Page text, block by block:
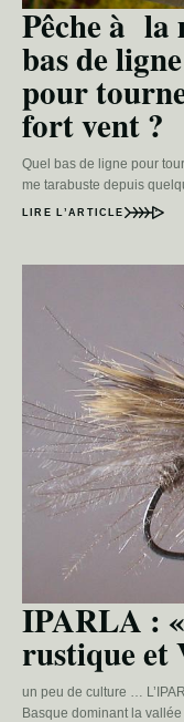
Pêche à la
bas de
pour
fort vent ?
Quel bas de ligne pour
me tarabuste depuis
LIRE L’ARTICLE
IPARLA :
rustique
un peu de culture …
Basque dominant la